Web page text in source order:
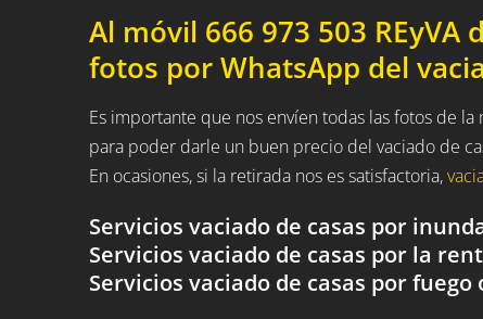
Al móvil 666 973 503
fotos por WhatsApp del
Es importante que nos envíen todas las fotos de
para poder darle un buen precio del vaciado de
En ocasiones, si la retirada nos es satisfactoria,
Servicios vaciado de casas por
Servicios vaciado de casas por la
Servicios vaciado de casas por